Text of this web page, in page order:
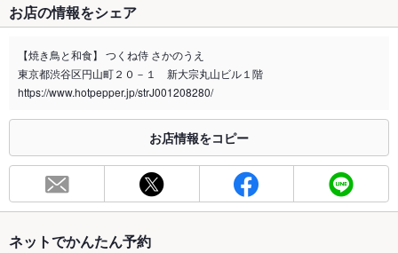
禁煙・喫煙
分煙（仕切りあり）
喫煙専用室 なし
合わせください。
お席
58席(掘りごたつ席、カウンター席、ソファー席、円卓あり)
容人数
お店の情報をシェア
【焼き鳥と和食】 つくね侍 さかのうえ
東京都渋谷区円山町２０－１ 新大宗丸山ビル１階
https://www.hotpepper.jp/strJ001208280/
お店情報をコピー
ネットでかんたん予約